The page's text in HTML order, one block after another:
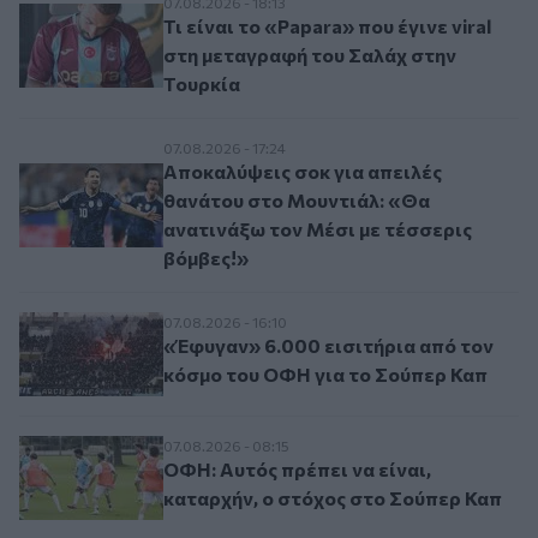
Τι είναι το «Papara» που έγινε viral στη
Τι είναι το «Papara» που έγινε viral
στη μεταγραφή του Σαλάχ στην
Τουρκία
Aποκαλύψεις σοκ για απειλές θανάτου
07.08.2026 - 17:24
Aποκαλύψεις σοκ για απειλές
θανάτου στο Μουντιάλ: «Θα
ανατινάξω τον Μέσι με τέσσερις
βόμβες!»
«Έφυγαν» 6.000 εισιτήρια από τον
07.08.2026 - 16:10
«Έφυγαν» 6.000 εισιτήρια από τον
κόσμο του ΟΦΗ για το Σούπερ Καπ
ΟΦΗ: Αυτός πρέπει να είναι, καταρχήν,
07.08.2026 - 08:15
ΟΦΗ: Αυτός πρέπει να είναι,
καταρχήν, ο στόχος στο Σούπερ Καπ